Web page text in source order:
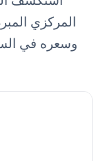
المركزي